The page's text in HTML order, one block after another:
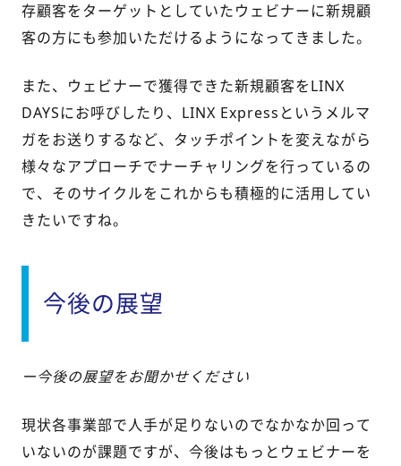
存顧客をターゲットとしていたウェビナーに新規顧
客の方にも参加いただけるようになってきました。
また、 ウェビナーで獲得できた新規顧客をLINX
DAYSにお呼びしたり、LINX Expressというメルマ
ガをお送りするなど、タッチポイントを変えながら
様々なアプローチでナーチャリングを行っているの
で、そのサイクルをこれからも積極的に活用してい
きたいですね。
今後の展望
ー今後の展望をお聞かせください
現状各事業部で人手が足りないのでなかなか回って
いないのが課題ですが、今後はもっとウェビナーを